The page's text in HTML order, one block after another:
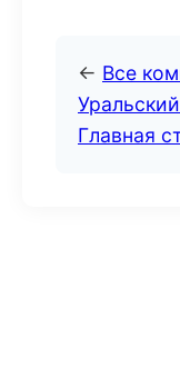
← Все
Главная